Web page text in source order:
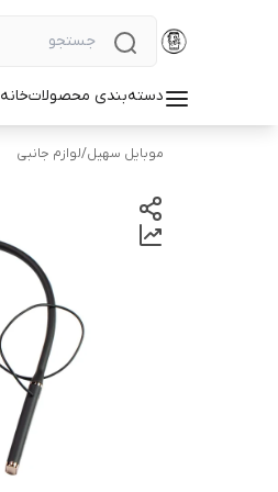
دسته‌بندی محصولاتخانه
موبایل سهیل/لوازم جانبی